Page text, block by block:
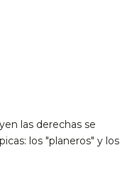
las derechas se
los "planeros" y los